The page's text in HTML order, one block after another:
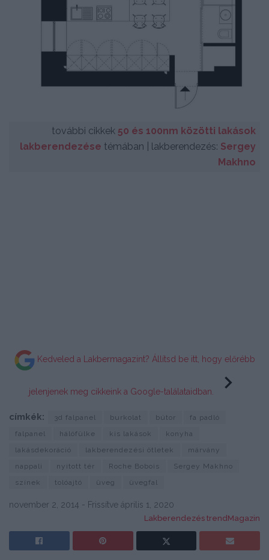
további cikkek 50 és 100nm közötti lakások
lakberendezése témában | lakberendezés: Sergey
Makhno
Kedveled a Lakbermagazint? Állítsd be itt, hogy előrébb
jelenjenek meg cikkeink a Google-találataidban.
címkék: 3d falpanel burkolat bútor
fa padló
falpanel
hálófülke kis lakások
konyha
lakásdekoráció
lakberendezési ötletek
márvány
nappali
nyitott tér Roche Bobois
Sergey Makhno
színek
tolóajtó üveg üvegfal
november 2, 2014 - Frissítve április 1, 2020
Lakberendezés trendMagazin